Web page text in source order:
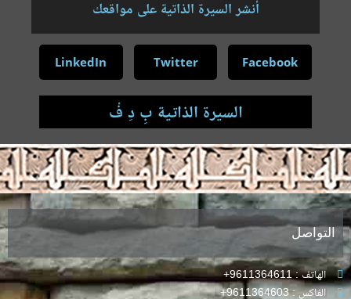
أنشر السيرة الذاتية على مواقعك
Facebook
Twitter
LinkedIn
السيرة الذاتية بِ دِ فْ
.
التواصل
الهاتف : 9611364611+
الفاكس : 9611364603+